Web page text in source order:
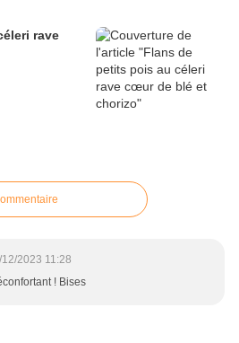
rave
2023 11:28
! Bises